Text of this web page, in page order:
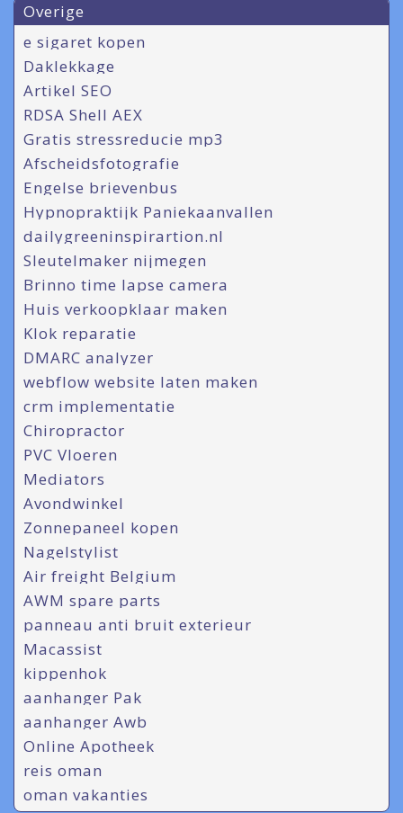
Overige
e sigaret kopen
Daklekkage
Artikel SEO
RDSA Shell AEX
Gratis stressreducie mp3
Afscheidsfotografie
Engelse brievenbus
Hypnopraktijk Paniekaanvallen
dailygreeninspirartion.nl
Sleutelmaker nijmegen
Brinno time lapse camera
Huis verkoopklaar maken
Klok reparatie
DMARC analyzer
webflow website laten maken
crm implementatie
Chiropractor
PVC Vloeren
Mediators
Avondwinkel
Zonnepaneel kopen
Nagelstylist
Air freight Belgium
AWM spare parts
panneau anti bruit exterieur
Macassist
kippenhok
aanhanger Pak
aanhanger Awb
Online Apotheek
reis oman
oman vakanties